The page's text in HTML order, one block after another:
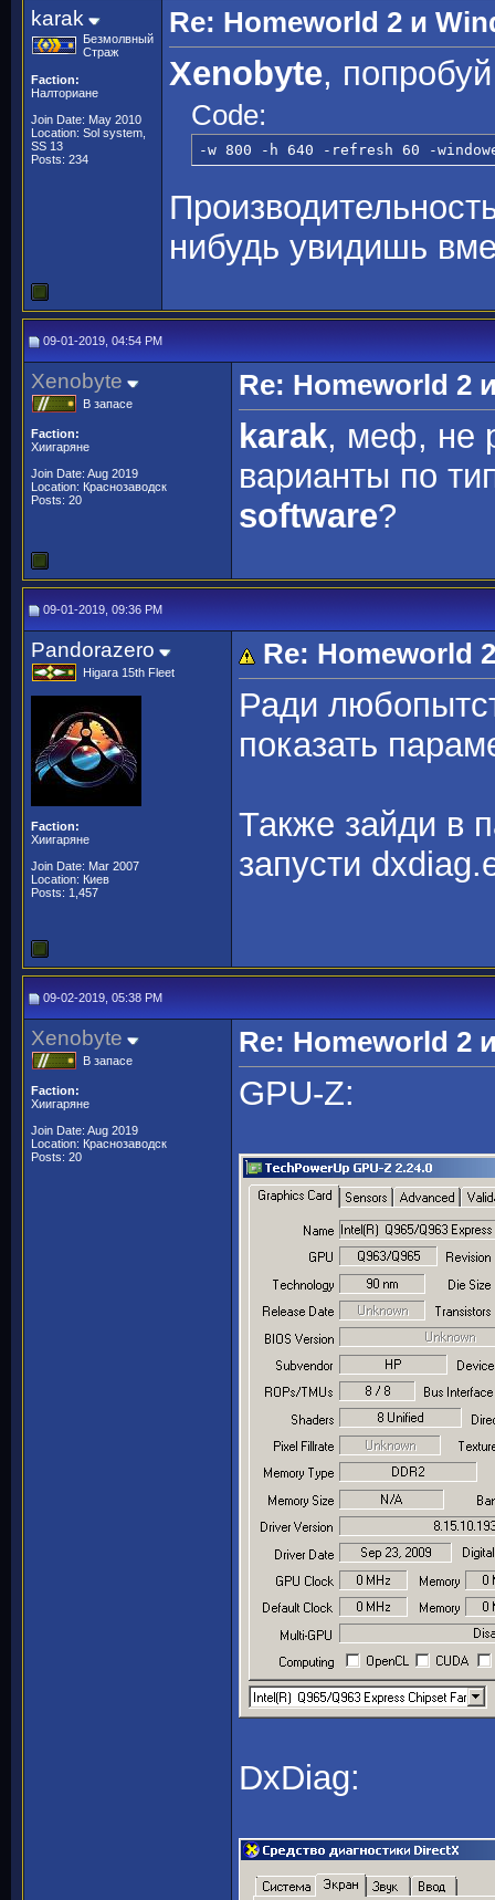
karak
Безмолвный
Страж
Faction:
Налториане
Join Date: May 2010
Location: Sol system,
SS 13
Posts: 234
Re: Homeworld 2 и
Xenobyte,
Code:
-w 800 -h 640 -refresh 60 -
нибудь увидишь
09-01-2019, 04:54 PM
Xenobyte
В запасе
Faction:
Хиигаряне
Join Date: Aug 2019
Location: Краснозаводск
Posts: 20
Re: Homeworld 2
karak, меф, не
варианты по
software?
09-01-2019, 09:36 PM
Pandorazero
Higara 15th Fleet
Faction:
Хиигаряне
Join Date: Mar 2007
Location: Киев
Posts: 1,457
Re: Homeworld
Ради
показать
Также зайди в
запусти
09-02-2019, 05:38 PM
Xenobyte
В запасе
Faction:
Хиигаряне
Join Date: Aug 2019
Location: Краснозаводск
Posts: 20
Re: Homeworld 2
GPU-Z:
DxDiag: